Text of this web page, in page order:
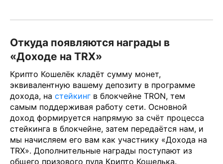
Откуда появляются награды в
«Доходе на TRX»
Крипто Кошелёк кладёт сумму монет,
эквивалентную вашему депозиту в программе
дохода, на стейкинг в блокчейне TRON, тем
самым поддерживая работу сети. Основной
доход формируется напрямую за счёт процесса
стейкинга в блокчейне, затем передаётся нам, и
мы начисляем его вам как участнику «Дохода на
TRX». Дополнительные награды поступают из
общего призового пула Крипто Кошелька.